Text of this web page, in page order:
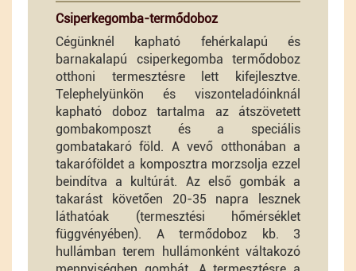
Csiperkegomba-termődoboz
Cégünknél kapható fehérkalapú és
barnakalapú csiperkegomba termődoboz
otthoni termesztésre lett kifejlesztve.
Telephelyünkön és viszonteladóinknál
kapható doboz tartalma az átszövetett
gombakomposzt és a speciális
gombatakaró föld. A vevő otthonában a
takaróföldet a komposztra morzsolja ezzel
beindítva a kultúrát. Az első gombák a
takarást követően 20-35 napra lesznek
láthatóak (termesztési hőmérséklet
függvényében). A termődoboz kb. 3
hullámban terem hullámonként váltakozó